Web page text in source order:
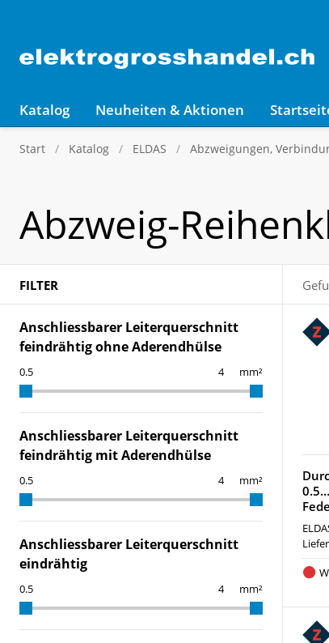
Katalog Neuheiten & Aktionen
Start Katalog ELDAS Abzweigungen,
Abzweig-
FILTER
Anschliessbarer Leiterquerschnitt
feindrähtig ohne Aderendhülse
mm²
Anschliessbarer Leiterquerschnitt
feindrähtig mit Aderendhülse
mm²
Anschliessbarer Leiterquerschnitt
eindrähtig
mm²